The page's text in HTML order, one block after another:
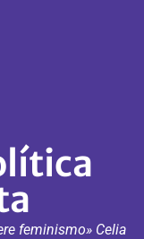
feminismo» Celia